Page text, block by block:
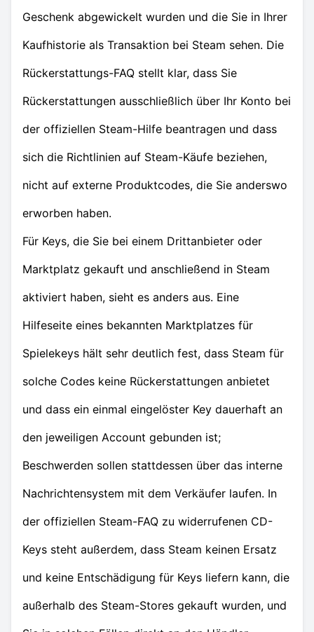
Geschenk abgewickelt wurden und die Sie in Ihrer
Kaufhistorie als Transaktion bei Steam sehen. Die
Rückerstattungs-FAQ stellt klar, dass Sie
Rückerstattungen ausschließlich über Ihr Konto bei
der offiziellen Steam-Hilfe beantragen und dass
sich die Richtlinien auf Steam-Käufe beziehen,
nicht auf externe Produktcodes, die Sie anderswo
erworben haben.
Für Keys, die Sie bei einem Drittanbieter oder
Marktplatz gekauft und anschließend in Steam
aktiviert haben, sieht es anders aus. Eine
Hilfeseite eines bekannten Marktplatzes für
Spielekeys hält sehr deutlich fest, dass Steam für
solche Codes keine Rückerstattungen anbietet
und dass ein einmal eingelöster Key dauerhaft an
den jeweiligen Account gebunden ist;
Beschwerden sollen stattdessen über das interne
Nachrichtensystem mit dem Verkäufer laufen. In
der offiziellen Steam-FAQ zu widerrufenen CD-
Keys steht außerdem, dass Steam keinen Ersatz
und keine Entschädigung für Keys liefern kann, die
außerhalb des Steam-Stores gekauft wurden, und